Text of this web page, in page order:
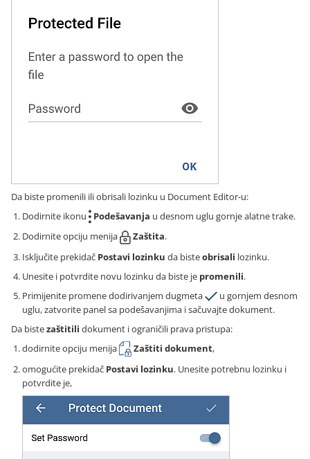
Da biste promenili ili obrisali lozinku u Document Editor-u:
Dodirnite ikonu
Podešavanja u desnom uglu gornje alatne trake.
Dodirnite opciju menija
Zaštita.
Isključite prekidač Postavi lozinku da bisteobrisali lozinku.
Unesite i potvrdite novu lozinku da biste je promenili.
Primijenite promene dodirivanjem dugmeta
u gornjem desnom
uglu, zatvorite panel sa podešavanjima i sačuvajte dokument.
Da bistezaštitili dokument i ograničili prava pristupa:
dodirnite opciju menija
Zaštiti dokument,
omogućite prekidač Postavi lozinku. Unesite potrebnu lozinku i
potvrdite je,